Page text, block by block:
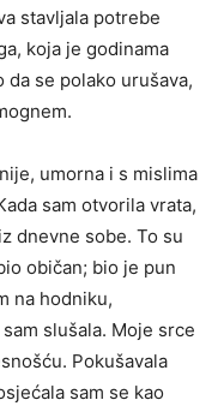
stavljala potrebe
koja je godinama
da se polako urušava,
umorna i s mislima
sam otvorila vrata,
dnevne sobe. To su
običan; bio je pun
na hodniku,
slušala. Moje srce
Pokušavala
sam se kao